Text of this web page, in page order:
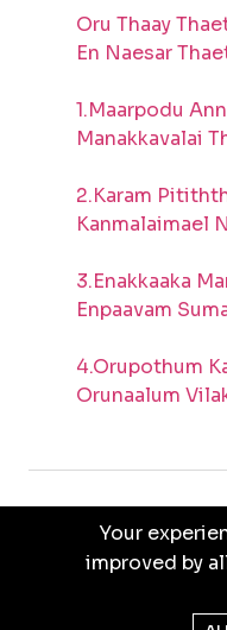
Oru Thaay
En Naesar
1.Maarpodu
Manakkavalai
2.Karam
Kanmalaimael
3.Enakkaaka
Enpaavam
4.Orupothum
Orunaalum
PRIVACY
© ALL RIGHTS
Your
improved by